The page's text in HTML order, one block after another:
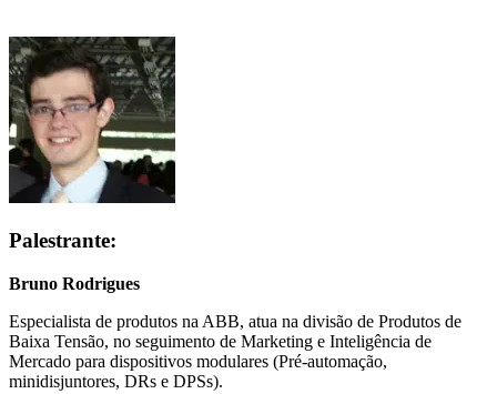
Palestrante:
Bruno Rodrigues
Especialista de produtos na ABB, atua na divisão de Produtos de
Baixa Tensão, no seguimento de Marketing e Inteligência de
Mercado para dispositivos modulares (Pré-automação,
minidisjuntores, DRs e DPSs).